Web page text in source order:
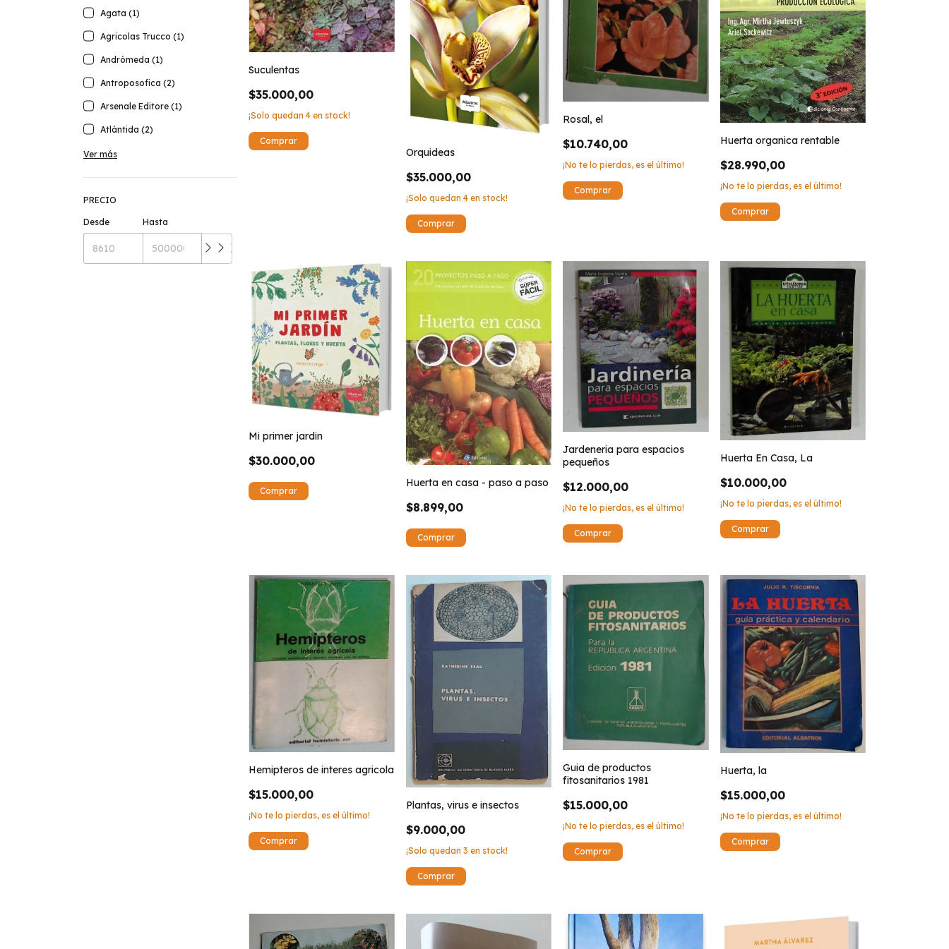
Agata (1)
Agricolas Trucco (1)
Andrómeda (1)
Antroposofica (2)
Arsenale Editore (1)
Atlántida (2)
Ver más
PRECIO
Desde Hasta
Suculentas
$35.000,00
¡Solo quedan4 en stock!
Orquideas
$35.000,00
¡Solo quedan 4en stock!
Rosal, el
$10.740,00
¡No te lo pierdas, es el último!
Huerta organica rentable
$28.990,00
¡No te lo pierdas, es el último!
Mi primer jardin
$30.000,00
Huerta en casa - paso a paso
$8.899,00
Jardeneria para espacios
pequeños
$12.000,00
¡No te lo pierdas, es el último!
Huerta En Casa, La
$10.000,00
¡No te lo pierdas, es el último!
Hemipteros de interes agricola
$15.000,00
¡No te lo pierdas, es el último!
Plantas, virus e insectos
$9.000,00
¡Solo quedan 3 en stock!
Guia de productos
fitosanitarios 1981
$15.000,00
¡No te lo pierdas, es el último!
Huerta, la
$15.000,00
¡No te lo pierdas, es el último!